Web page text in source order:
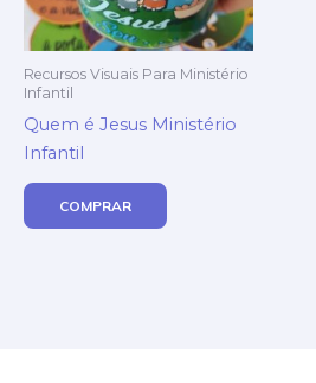
Recursos Visuais Para Ministério
Infantil
Quem é Jesus Ministério
Infantil
COMPRAR